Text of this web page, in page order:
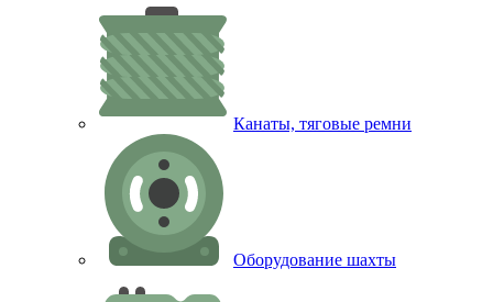
Канаты, тяговые ремни
Оборудование шахты